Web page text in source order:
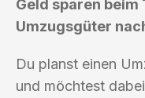
Geld sparen
Umzugsgüter
Du planst einen
und möchtest